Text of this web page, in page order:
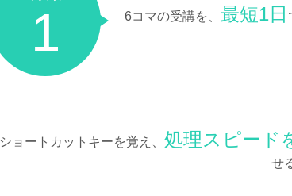
1 6コマの受講を、 最短1日
ショートカットキーを覚え、 処理スピード
せ